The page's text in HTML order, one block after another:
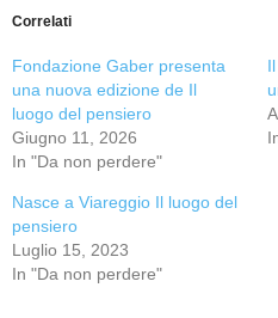
Correlati
Fondazione Gaber presenta
una nuova edizione de Il
luogo del pensiero
Giugno 11, 2026
In "Da non perdere"
Nasce a Viareggio Il luogo del
pensiero
Luglio 15, 2023
In "Da non perdere"